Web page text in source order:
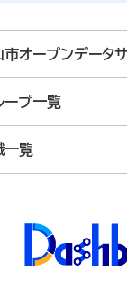
市オープンデータ
ープ一覧
一覧
光施設を掲